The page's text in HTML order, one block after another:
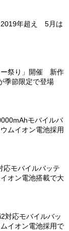
2019年超え 5月は
ー祭り」開催 新作
季節限定で登場
モバイルバ
ムイオン電池採用
応モバイルバッテ
オン電池搭載で大
対応モバイルバッ
イオン電池採用で